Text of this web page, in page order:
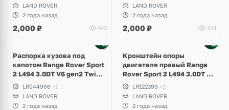
LAND ROVER
2 года назад
2,000 ₽ 542
LAND ROVER
2 года назад
2,000 ₽ 594
Распорка кузова под
капотом Range Rover Sport
2 L494 3.0DT V6 gen2 Twin-
turboLR044966 +1
LAND ROVER
2 года назад
Кронштейн опоры
двигателя правый Range
Rover Sport 2 L494 3.0DT V6
gen2 Twin-turbo
LR122399 +2
LAND ROVER
2 года назад